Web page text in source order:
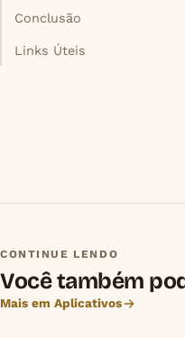
Conclusão
Links Úteis
CONTINUE LENDO
Você também
Mais em Aplicativos